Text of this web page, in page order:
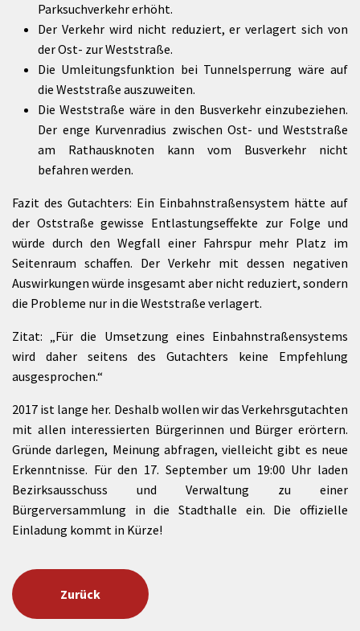
Parksuchverkehr erhöht.
Der Verkehr wird nicht reduziert, er verlagert sich von
der Ost- zur Weststraße.
Die Umleitungsfunktion bei Tunnelsperrung wäre auf
die Weststraße auszuweiten.
Die Weststraße wäre in den Busverkehr einzubeziehen.
Der enge Kurvenradius zwischen Ost- und Weststraße
am Rathausknoten kann vom Busverkehr nicht
befahren werden.
Fazit des Gutachters: Ein Einbahnstraßensystem hätte auf
der Oststraße gewisse Entlastungseffekte zur Folge und
würde durch den Wegfall einer Fahrspur mehr Platz im
Seitenraum schaffen. Der Verkehr mit dessen negativen
Auswirkungen würde insgesamt aber nicht reduziert, sondern
die Probleme nur in die Weststraße verlagert.
Zitat: „Für die Umsetzung eines Einbahnstraßensystems
wird daher seitens des Gutachters keine Empfehlung
ausgesprochen.“
2017 ist lange her. Deshalb wollen wir das Verkehrsgutachten
mit allen interessierten Bürgerinnen und Bürger erörtern.
Gründe darlegen, Meinung abfragen, vielleicht gibt es neue
Erkenntnisse. Für den 17. September um 19:00 Uhr laden
Bezirksausschuss und Verwaltung zu einer
Bürgerversammlung in die Stadthalle ein. Die offizielle
Einladung kommt in Kürze!
Zurück